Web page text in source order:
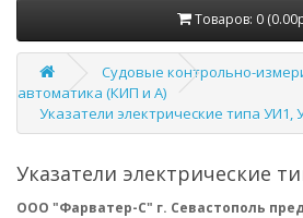
Товаров: 0
Судовые контрольно-
автоматика (КИП и А)
Указатели электрические типа УИ1,
Указатели электрические
ООО "Фарватер-С" г. Севастополь